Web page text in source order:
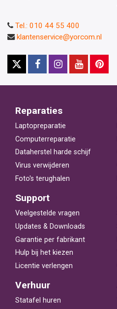
Tel.: 010 44 55 400
klantenservice@yorcom.nl
Reparaties
Laptopreparatie
Computerreparatie
Dataherstel harde schijf
Virus verwijderen
Foto's terughalen
Support
Veelgestelde vragen
Updates & Downloads
Garantie per fabrikant
Hulp bij het kiezen
Licentie verlengen
Verhuur
Statafel huren